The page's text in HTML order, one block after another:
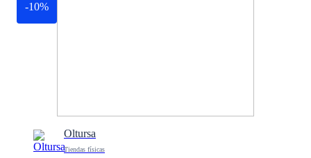
-10%
Oltursa
Tiendas físicas